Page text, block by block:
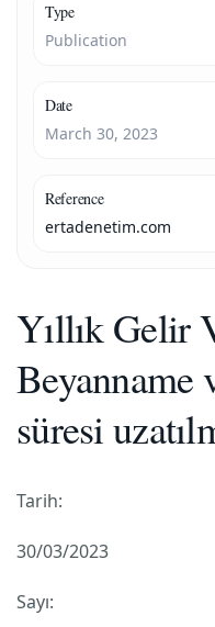
Type
Publication
Date
March 30, 2023
Reference
ertadenetim.com
Yıllık Gelir
Beyanname
süresi
Tarih:
30/03/2023
Sayı: